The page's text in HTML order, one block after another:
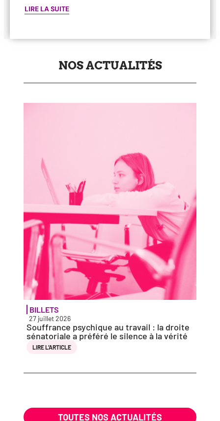
LIRE LA SUITE
NOS ACTUALITÉS
BILLETS
27 juillet 2026
Souffrance psy­chique au tra­vail : la droite
séna­to­riale a pré­fé­ré le silence à la vérité
LIRE L’AR­TICLE
TOUTES NOS ACTUALITÉS